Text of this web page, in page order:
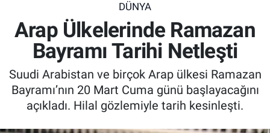
DÜNYA
Arap Ülkelerinde Ramazan
Bayramı Tarihi Netleşti
Suudi Arabistan ve birçok Arap ülkesi Ramazan
Bayramı’nın 20 Mart Cuma günü başlayacağını
açıkladı. Hilal gözlemiyle tarih kesinleşti.
TRANSFER HABERLERI
KULİS MEYDANI
1461 TRABZON
FUTBOL
Tüm Manşetler
Son Dakika Haberleri
Haber Arşivi